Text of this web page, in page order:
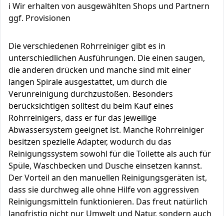
ℹ️ Wir erhalten von ausgewählten Shops und Partnern
ggf. Provisionen
Die verschiedenen Rohrreiniger gibt es in
unterschiedlichen Ausführungen. Die einen saugen,
die anderen drücken und manche sind mit einer
langen Spirale ausgestattet, um durch die
Verunreinigung durchzustoßen. Besonders
berücksichtigen solltest du beim Kauf eines
Rohrreinigers, dass er für das jeweilige
Abwassersystem geeignet ist. Manche Rohrreiniger
besitzen spezielle Adapter, wodurch du das
Reinigungssystem sowohl für die Toilette als auch für
Spüle, Waschbecken und Dusche einsetzen kannst.
Der Vorteil an den manuellen Reinigungsgeräten ist,
dass sie durchweg alle ohne Hilfe von aggressiven
Reinigungsmitteln funktionieren. Das freut natürlich
langfristig nicht nur Umwelt und Natur, sondern auch